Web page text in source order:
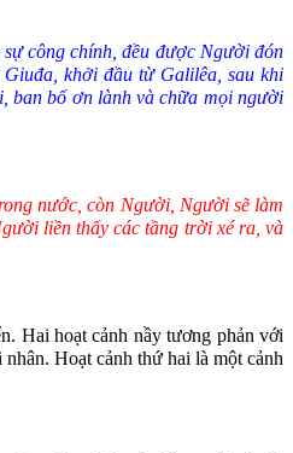
công chính, đều được Người đón
khởi đầu từ Galilêa, sau khi
ban bố ơn lành và chữa mọi người
nước, còn Người, Người sẽ làm
liền thấy các tầng trời xé ra, và
Hai hoạt cảnh nầy tương phản với
Hoạt cảnh thứ hai là một cảnh